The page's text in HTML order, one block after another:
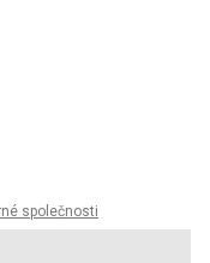
společnosti